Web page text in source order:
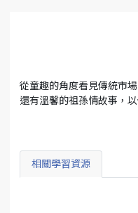
從童趣的角度看見傳統市
還有溫馨的祖孫情故事，
相關學習資源